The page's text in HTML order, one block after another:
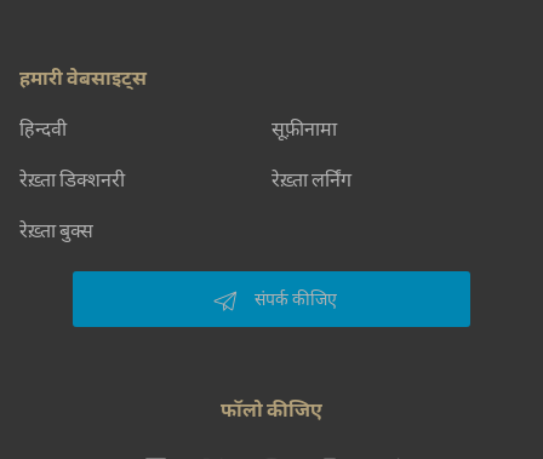
हमारी वेबसाइट्स
हिन्दवी सूफ़ीनामा
रेख़्ता डिक्शनरी रेख़्ता लर्निंग
रेख़्ता बुक्स
संपर्क कीजिए
फॉलो कीजिए